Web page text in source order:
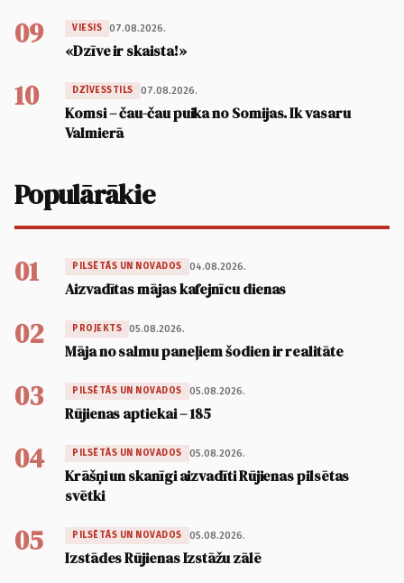
09 VIESIS 07.08.2026.
«Dzīve ir skaista!»
10 DZĪVESSTILS 07.08.2026.
Komsi – čau-čau puika no Somijas. Ik vasaru
Valmierā
Populārākie
01 PILSĒTĀS UN NOVADOS 04.08.2026.
Aizvadītas mājas kafejnīcu dienas
02 PROJEKTS 05.08.2026.
Māja no salmu paneļiem šodien ir realitāte
03 PILSĒTĀS UN NOVADOS 05.08.2026.
Rūjienas aptiekai – 185
04 PILSĒTĀS UN NOVADOS 05.08.2026.
Krāšņi un skanīgi aizvadīti Rūjienas pilsētas
svētki
05 PILSĒTĀS UN NOVADOS 05.08.2026.
Izstādes Rūjienas Izstāžu zālē